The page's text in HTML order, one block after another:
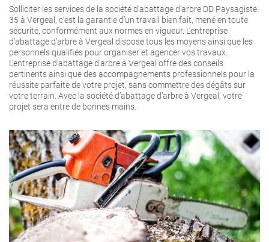
Solliciter les services de la société d’abattage d’arbre DD Paysagiste
35 à Vergeal, c’est la garantie d’un travail bien fait, mené en toute
sécurité, conformément aux normes en vigueur. L’entreprise
d’abattage d’arbre à Vergeal dispose tous les moyens ainsi que les
personnels qualifiés pour organiser et agencer vos travaux.
L’entreprise d’abattage d’arbre à Vergeal offre des conseils
pertinents ainsi que des accompagnements professionnels pour la
réussite parfaite de votre projet, sans commettre des dégâts sur
votre terrain. Avec la société d’abattage d’arbre à Vergeal, votre
projet sera entre de bonnes mains.